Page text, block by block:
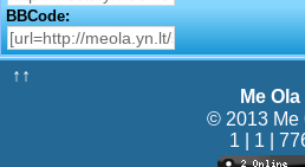
BBCode:
↑↑
Me Ola
© 2013 Me
1 | 1 |